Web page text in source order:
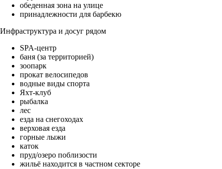
обеденная зона на улице
принадлежности для барбекю
Инфраструктура и досуг рядом
SPA-центр
баня (за территорией)
зоопарк
прокат велосипедов
водные виды спорта
Яхт-клуб
рыбалка
лес
езда на снегоходах
верховая езда
горные лыжи
каток
пруд/озеро поблизости
жильё находится в частном секторе